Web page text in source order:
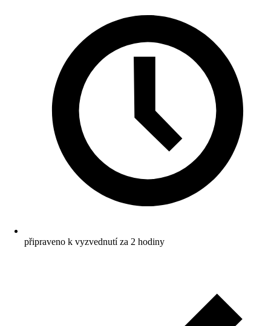
připraveno k vyzvednutí za 2 hodiny